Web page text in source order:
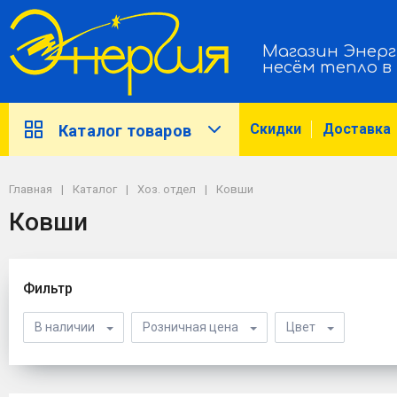
Магазин
несём тепло
Каталог товаров Скидки Доставка
Главная Каталог Хоз. отдел Ковши
Ковши
Фильтр
В наличии Розничная цена Цвет